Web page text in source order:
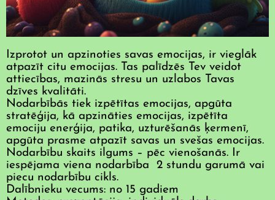
Izprotot un apzinoties savas emocijas, ir vieglāk
atpazīt citu emocijas. Tas palīdzēs Tev veidot
attiecības, mazinās stresu un uzlabos Tavas
dzīves kvalitāti.
Nodarbībās tiek izpētītas emocijas, apgūta
stratēģija, kā apzināties emocijas, izpētīta
emociju enerģija, patika, uzturēšanās ķermenī,
apgūta prasme atpazīt savas un svešas emocijas.
Nodarbību skaits ilgums – pēc vienošanās. Ir
iespējama viena nodarbība 2 stundu garumā vai
piecu nodarbību cikls.
Dalībnieku vecums: no 15 gadiem